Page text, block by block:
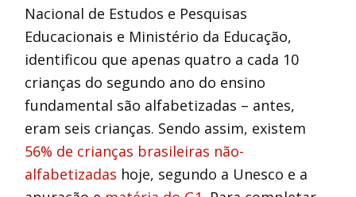
Nacional de Estudos e Pesquisas
Educacionais e Ministério da Educação,
identificou que apenas quatro a cada 10
crianças do segundo ano do ensino
fundamental são alfabetizadas – antes,
eram seis crianças. Sendo assim, existem
56% de crianças brasileiras não-
alfabetizadas hoje, segundo a Unesco e a